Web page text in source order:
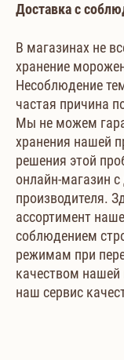
Доставка с
В магазинах не
хранение
Несоблюдение
частая причина
Мы не можем
хранения нашей
решения этой
онлайн-магазин
производителя.
ассортимент
соблюдением
режимам при
качеством нашей
наш сервис